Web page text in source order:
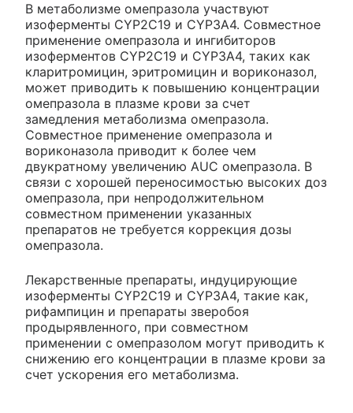
В метаболизме омепразола участвуют
изоферменты CYP2C19 и CYP3A4. Совместное
применение омепразола и ингибиторов
изоферментов CYP2C19 и CYP3A4, таких как
кларитромицин, эритромицин и вориконазол,
может приводить к повышению концентрации
омепразола в плазме крови за счет
замедления метаболизма омепразола.
Совместное применение омепразола и
вориконазола приводит к более чем
двукратному увеличению AUC омепразола. В
связи с хорошей переносимостью высоких доз
омепразола, при непродолжительном
совместном применении указанных
препаратов не требуется коррекция дозы
омепразола.
Лекарственные препараты, индуцирующие
изоферменты CYP2C19 и CYP3A4, такие как,
рифампицин и препараты зверобоя
продырявленного, при совместном
применении с омепразолом могут приводить к
снижению его концентрации в плазме крови за
счет ускорения его метаболизма.